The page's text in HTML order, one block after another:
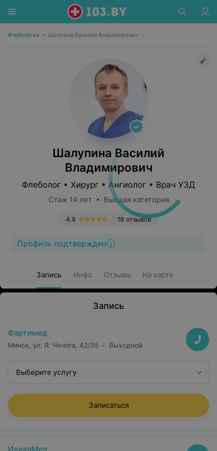
Флебология • Шалупина Василий Владимирович
Шалупина Василий
Владимирович
Флеболог • Хирург • Ангиолог • Врач УЗД
Стаж 14 лет • Высшая категория
18 отзывов
4.9
Профиль подтвержден
Запись Инфо Отзывы На карте
Запись
Фартимед
Минск, ул. Я. Чечота, 42/35 Выходной
Выберите услугу
Записаться
ИдеалМед